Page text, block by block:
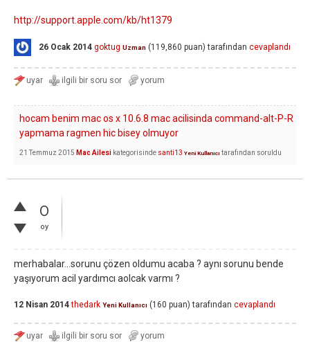
http://support.apple.com/kb/ht1379
26 Ocak 2014 goktug Uzman (119,860 puan) tarafından cevaplandı
hocam benim mac os x 10.6.8 mac acilisinda command-alt-P-R
yapmama ragmen hic bisey olmuyor
21 Temmuz 2015 Mac Ailesi kategorisinde santi13 Yeni Kullanıcı tarafından soruldu
0
oy
merhabalar...sorunu çözen oldumu acaba ? aynı sorunu bende
yaşıyorum acil yardımcı aolcak varmı ?
12 Nisan 2014 thedark Yeni Kullanıcı (160 puan) tarafından cevaplandı